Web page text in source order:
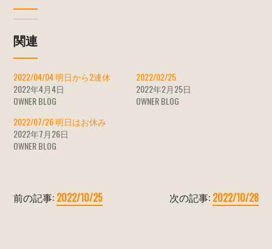
関連
2022/04/04 明日から2連休
2022年4月4日
OWNER BLOG
2022/02/25
2022年2月25日
OWNER BLOG
2022/07/26 明日はお休み
2022年7月26日
OWNER BLOG
前の記事: 2022/10/25 次の記事: 2022/10/28